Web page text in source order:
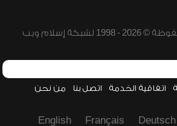
إسلام ويب
اتفاقية الخدمة اتصل بنا من نحن
Deutsch
Français
English